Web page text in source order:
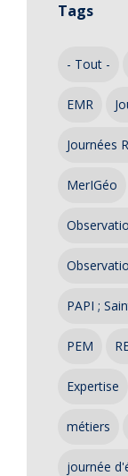
Tags
- Tout -
EMR
Journées
MerIGéo
PAPI ;
PEM
Expertise
métiers
journée